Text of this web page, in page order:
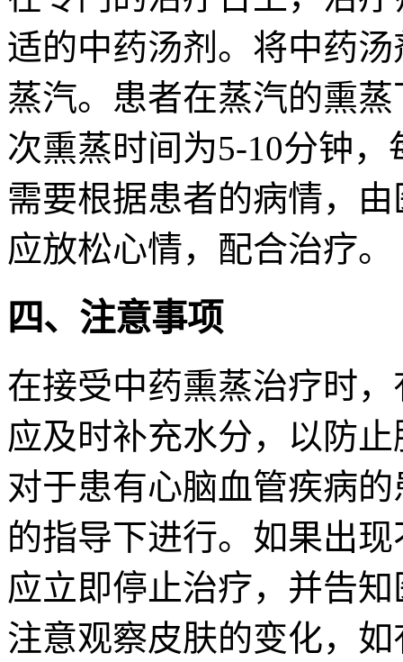
适的中药汤剂。将中药
蒸汽。患者在蒸汽的熏
次熏蒸时间为5-10分钟
需要根据患者的病情，
应放松心情，配合治疗。
四、注意事项
在接受中药熏蒸治疗时
应及时补充水分，以防
对于患有心脑血管疾病
的指导下进行。如果出
应立即停止治疗，并告
注意观察皮肤的变化，